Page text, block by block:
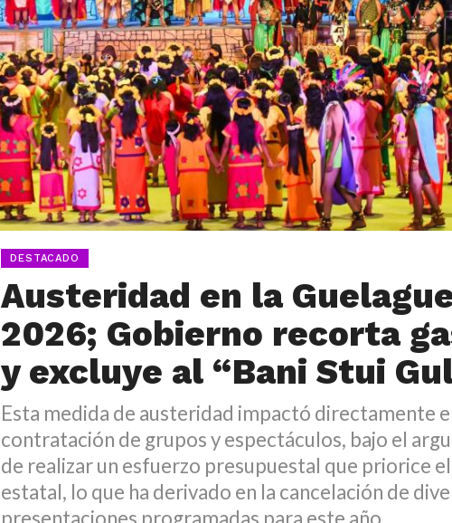
DESTACADO
Austeridad en la
2026; Gobierno recorta
y excluye al “Bani Stui
Esta medida de austeridad impactó directamente
contratación de grupos y espectáculos, bajo el
de realizar un esfuerzo presupuestal que priorice
estatal, lo que ha derivado en la cancelación de